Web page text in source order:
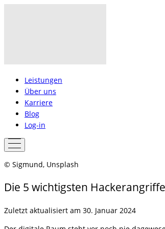
Leistungen
Über uns
Karriere
Blog
Log-in
© Sigmund, Unsplash
Die 5 wichtigsten
Zuletzt aktualisiert am 30. Januar 2024